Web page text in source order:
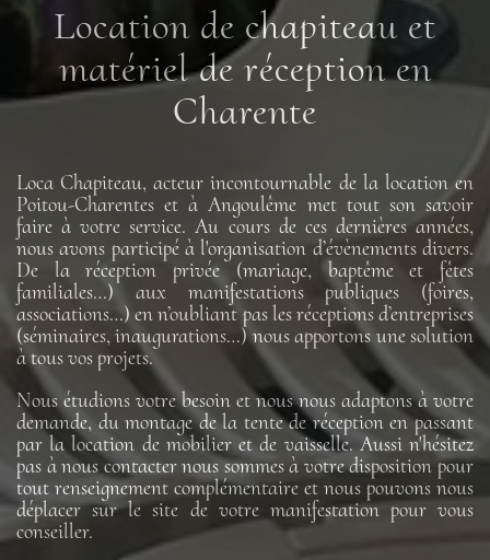
Location de chapiteau et
matériel de réception en
Charente
Loca Chapiteau, acteur incontournable de la location en
Poitou-Charentes et à Angoulême met tout son savoir
faire à votre service. Au cours de ces dernières années,
nous avons participé à l'organisation d’évènements divers.
De la réception privée (mariage, baptême et fêtes
familiales…) aux manifestations publiques (foires,
associations…) en n’oubliant pas les réceptions d’entreprises
(séminaires, inaugurations…) nous apportons une solution
à tous vos projets.
Nous étudions votre besoin et nous nous adaptons à votre
demande, du montage de la tente de réception en passant
par la location de mobilier et de vaisselle. Aussi n'hésitez
pas à nous contacter nous sommes à votre disposition pour
tout renseignement complémentaire et nous pouvons nous
déplacer sur le site de votre manifestation pour vous
conseiller.